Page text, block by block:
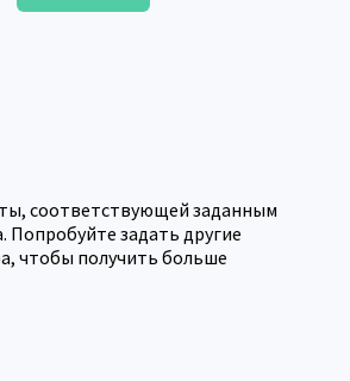
соответствующей заданным
Попробуйте задать другие
чтобы получить больше